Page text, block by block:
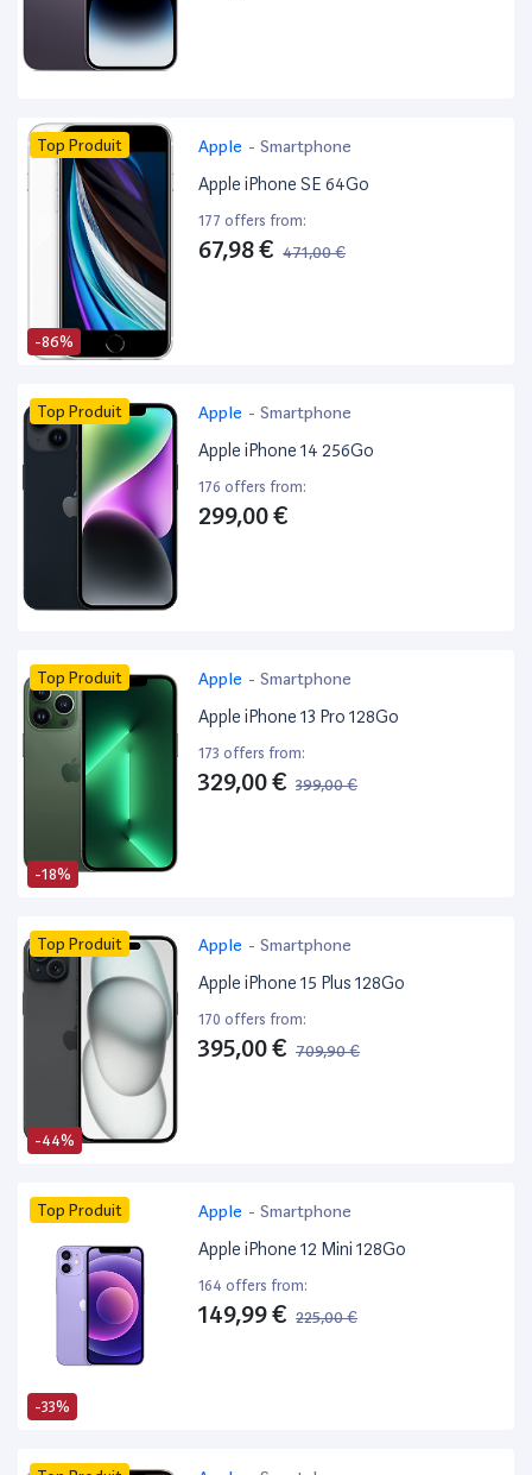
-86%
Top Produit Apple - Smartphone
Apple iPhone SE 64Go
177 offers from:
67,98 € 471,00 €
Top Produit Apple - Smartphone
Apple iPhone 14 256Go
176 offers from:
299,00 €
-18%
Top Produit Apple - Smartphone
Apple iPhone 13 Pro 128Go
173 offers from:
329,00 € 399,00 €
-44%
Top Produit Apple - Smartphone
Apple iPhone 15 Plus 128Go
170 offers from:
395,00 € 709,90 €
-33%
Top Produit Apple - Smartphone
Apple iPhone 12 Mini 128Go
164 offers from:
149,99 € 225,00 €